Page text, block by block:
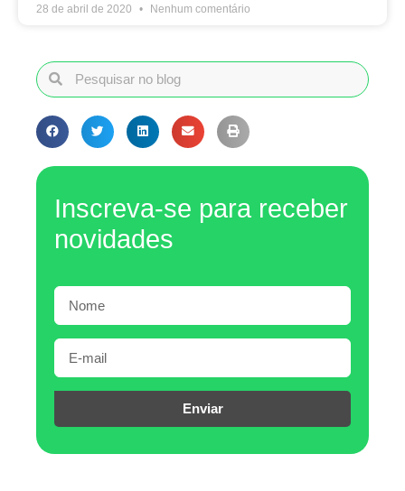
28 de abril de 2020 Nenhum comentário
Inscreva-se para receber
novidades
Enviar